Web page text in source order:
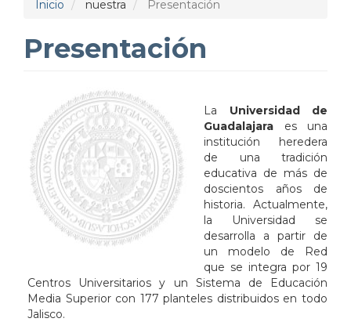
Inicio nuestra Presentación
Presentación
La Universidad de
Guadalajara es una
institución heredera
de una tradición
educativa de más de
doscientos años de
historia. Actualmente,
la Universidad se
desarrolla a partir de
un modelo de Red
que se integra por 19
Centros Universitarios y un Sistema de Educación
Media Superior con 177 planteles distribuidos en todo
Jalisco.